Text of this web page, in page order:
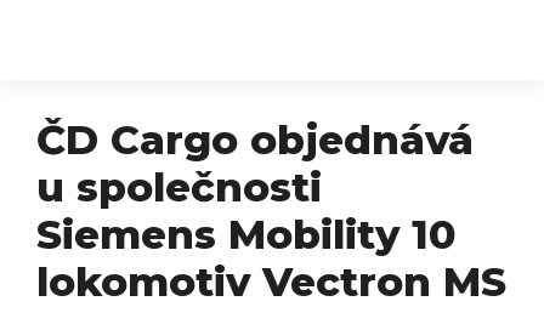
ČD Cargo objednává
u společnosti
Siemens Mobility 10
lokomotiv Vectron MS